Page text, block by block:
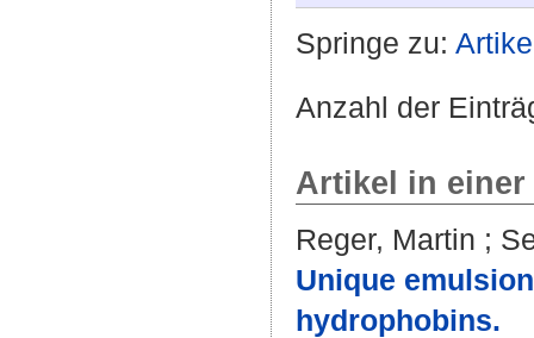
Springe zu:
Anzahl der
Artikel in
Reger, Martin ;
Unique
hydrophobins.